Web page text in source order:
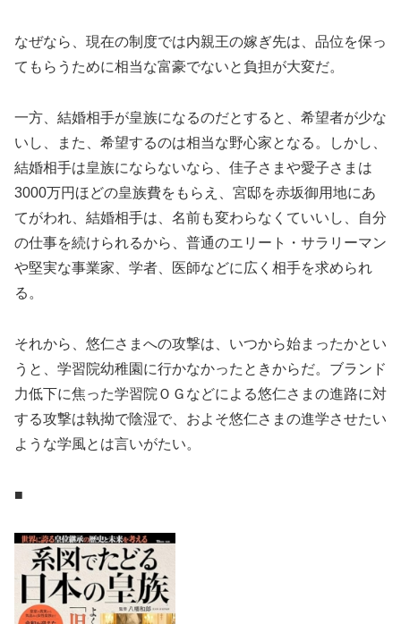
なぜなら、現在の制度では内親王の嫁ぎ先は、品位を保っ
てもらうために相当な富豪でないと負担が大変だ。
一方、結婚相手が皇族になるのだとすると、希望者が少な
いし、また、希望するのは相当な野心家となる。しかし、
結婚相手は皇族にならないなら、佳子さまや愛子さまは
3000万円ほどの皇族費をもらえ、宮邸を赤坂御用地にあ
てがわれ、結婚相手は、名前も変わらなくていいし、自分
の仕事を続けられるから、普通のエリート・サラリーマン
や堅実な事業家、学者、医師などに広く相手を求められ
る。
それから、悠仁さまへの攻撃は、いつから始まったかとい
うと、学習院幼稚園に行かなかったときからだ。ブランド
力低下に焦った学習院ＯＧなどによる悠仁さまの進路に対
する攻撃は執拗で陰湿で、およそ悠仁さまの進学させたい
ような学風とは言いがたい。
■